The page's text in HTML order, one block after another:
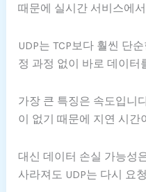
때문에 실시간 서비스에
UDP는 TCP보다 훨씬 단
정 과정 없이 바로 데이터
가장 큰 특징은 속도입니
이 없기 때문에 지연 시간
대신 데이터 손실 가능성
사라져도 UDP는 다시 요